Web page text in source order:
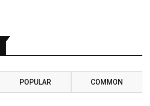
POPULAR COMMON